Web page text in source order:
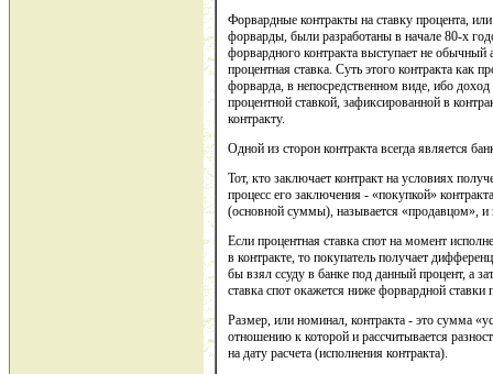
Форвардные контракты на ставку процента,
форварды, были разработаны в начале 80-х
форвардного контракта выступает не обычный
процентная ставка. Суть этого контракта как
форварда, в непосредственном виде, ибо
процентной ставкой, зафиксированной в
контракту.
Одной из сторон контракта всегда является
Тот, кто заключает контракт на условиях
процесс его заключения - «покупкой»
(основной суммы), называется «продавцом», и
Если процентная ставка спот на момент
в контракте, то покупатель получает
бы взял ссуду в банке под данный процент, а
ставка спот окажется ниже форвардной ставки
Размер, или номинал, контракта - это сумма
отношению к которой и рассчитывается
на дату расчета (исполнения контракта).